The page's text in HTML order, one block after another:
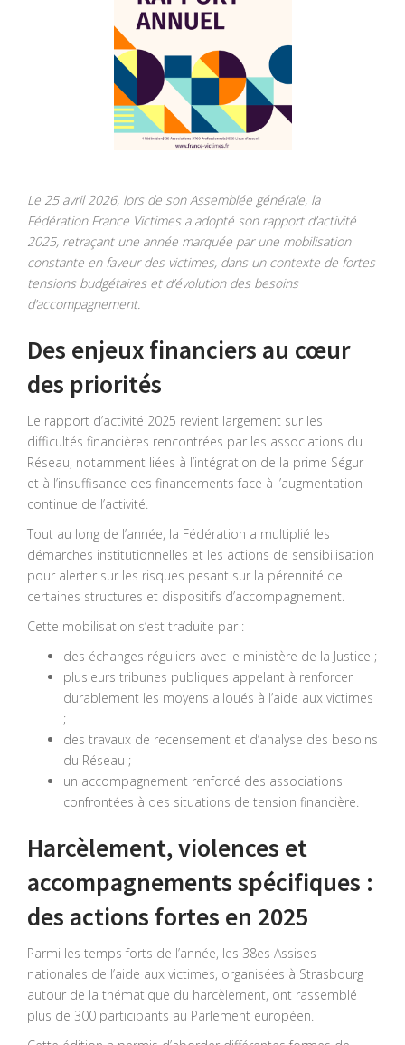
Le 25 avril 2026, lors de son Assemblée générale, la
Fédération France Victimes a adopté son rapport d’activité
2025, retraçant une année marquée par une mobilisation
constante en faveur des victimes, dans un contexte de fortes
tensions budgétaires et d’évolution des besoins
d’accompagnement.
Des enjeux financiers au cœur
des priorités
Le rapport d’activité 2025 revient largement sur les
difficultés financières rencontrées par les associations du
Réseau, notamment liées à l’intégration de la prime Ségur
et à l’insuffisance des financements face à l’augmentation
continue de l’activité.
Tout au long de l’année, la Fédération a multiplié les
démarches institutionnelles et les actions de sensibilisation
pour alerter sur les risques pesant sur la pérennité de
certaines structures et dispositifs d’accompagnement.
Cette mobilisation s’est traduite par :
des échanges réguliers avec le ministère de la Justice ;
plusieurs tribunes publiques appelant à renforcer
durablement les moyens alloués à l’aide aux victimes
;
des travaux de recensement et d’analyse des besoins
du Réseau ;
un accompagnement renforcé des associations
confrontées à des situations de tension financière.
Harcèlement, violences et
accompagnements spécifiques :
des actions fortes en 2025
Parmi les temps forts de l’année, les 38es Assises
nationales de l’aide aux victimes, organisées à Strasbourg
autour de la thématique du harcèlement, ont rassemblé
plus de 300 participants au Parlement européen.